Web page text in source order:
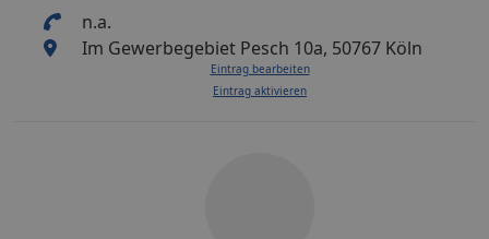
n.a.
Im Gewerbegebiet Pesch 10a, 50767 Köln
Eintrag bearbeiten
Eintrag aktivieren